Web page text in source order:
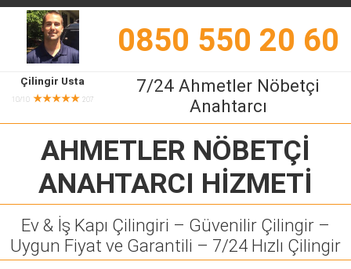
0850 550 20 60
Çilingir Usta
10/10 ★★★★★ 207
7/24 Ahmetler Nöbetçi
Anahtarcı
AHMETLER NÖBETÇİ
ANAHTARCI HİZMETİ
Ev & İş Kapı Çilingiri – Güvenilir Çilingir –
Uygun Fiyat ve Garantili – 7/24 Hızlı Çilingir